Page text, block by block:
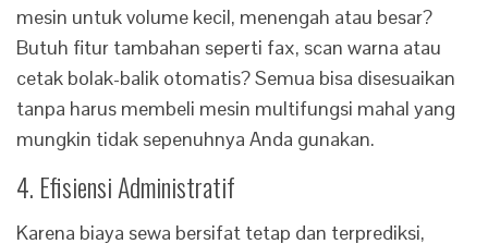
mesin untuk volume kecil, menengah atau besar?
Butuh fitur tambahan seperti fax, scan warna atau
cetak bolak-balik otomatis? Semua bisa disesuaikan
tanpa harus membeli mesin multifungsi mahal yang
mungkin tidak sepenuhnya Anda gunakan.
4. Efisiensi Administratif
Karena biaya sewa bersifat tetap dan terprediksi,